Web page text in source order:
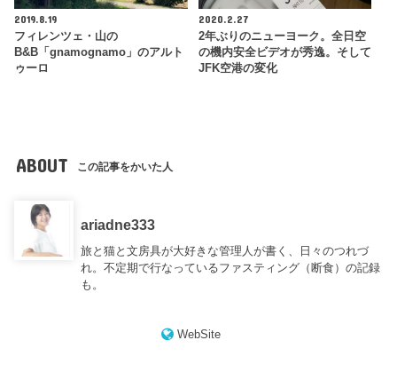
2019.8.19
フィレンツェ・山の
B&B「gnamognamo」のアルト
ゥーロ
2020.2.27
2年ぶりのニューヨーク。全日空
の機内安全ビデオが秀逸。そして
JFK空港の変化
ABOUT この記事をかいた人
ariadne333
旅と猫と文房具が大好きな管理人が書く、日々のつれづ
れ。不定期で行なっているファスティング（断食）の記録
も。
WebSite